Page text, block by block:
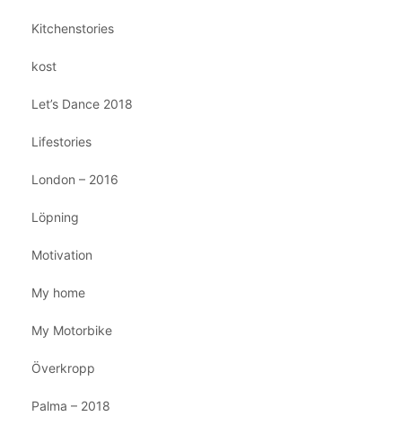
Kitchenstories
kost
Let’s Dance 2018
Lifestories
London – 2016
Löpning
Motivation
My home
My Motorbike
Överkropp
Palma – 2018